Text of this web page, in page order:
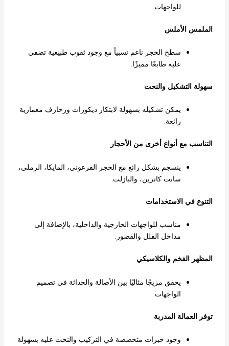
للواجهات.
الملمس الأملس
سطح الحجر ناعم نسبياً مع وجود ثقوب طبيعية تضفي
عليه طابعًا مميزًا.
سهولة التشكيل والنحت
يمكن تشكيله بسهولة لابتكار ديكورات وزخارف معمارية
رائعة.
التناسب مع أنواع أخرى من الأحجار
ينسجم بشكل رائع مع الحجر الفرعوني، المايكا، الرملي،
سانت كاترين، والبازلت.
التنوع في الاستخدامات
مناسب للواجهات الخارجية والداخلية، بالإضافة إلى
مداخل الفلل والقصور.
المظهر الفخم والكلاسيكي
يحقق مزيجًا مثاليًا بين الأصالة والحداثة في تصميم
الواجهات.
توفر العمالة المدربة
وجود خبرات متخصصة في التركيب والنحت عليه بسهولة